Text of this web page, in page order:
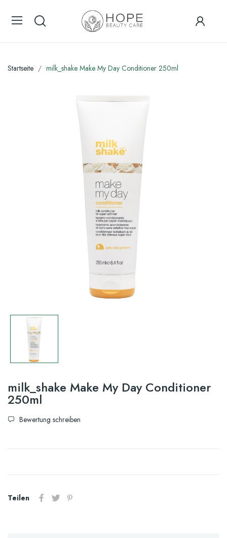
Startseite milk_shake Make My Day Conditioner 250ml
milk_shake Make My Day Conditioner
250ml
Bewertung schreiben
Teilen